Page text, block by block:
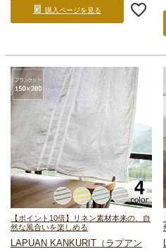
購入ページを見る
【ポイント10倍】リネン素材本来の、自
然な風合いを楽しめる
LAPUAN KANKURIT（ラプアン